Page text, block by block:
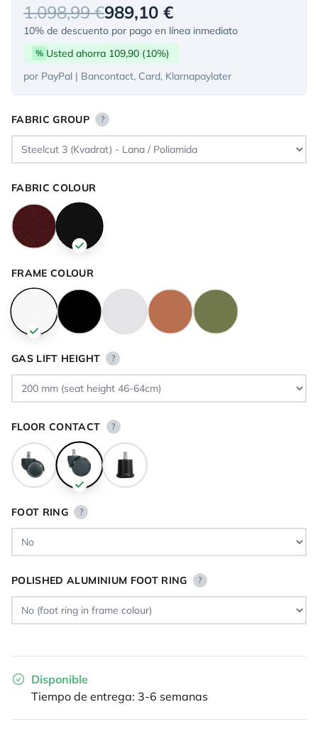
1.098,99 €989,10 €
10% de descuento por pago en línea inmediato
% Usted ahorra 109,90 (10%)
por PayPal | Bancontact, Card, Klarnapaylater
FABRIC GROUP ?
FABRIC COLOUR
FRAME COLOUR
GAS LIFT HEIGHT ?
FLOOR CONTACT ?
FOOT RING ?
POLISHED ALUMINIUM FOOT RING ?
Disponible
Tiempo de entrega: 3-6 semanas